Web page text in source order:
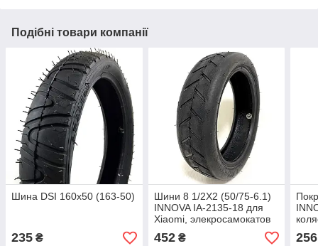
Подібні товари компанії
Шина DSI 160x50 (163-50)
235 ₴
Шини 8 1/2X2 (50/75-6.1)
INNOVA IA-2135-18 для
Xiaomi, элекросамокатов
452₴ 256